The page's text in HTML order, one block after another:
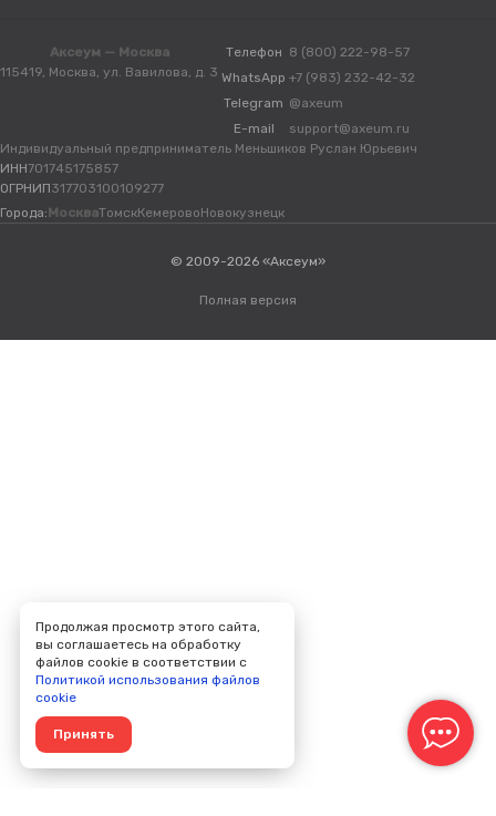
Аксеум — Москва
115419, Москва, ул. Вавилова, д. 3
Телефон 8 (800) 222-98-57
WhatsApp +7 (983) 232-42-32
Telegram @axeum
E-mail
support@axeum.ru
Индивидуальный предприниматель Меньшиков Руслан Юрьевич
ИНН701745175857
ОГРНИП317703100109277
Города: МоскваТомскКемеровоНовокузнецк
© 2009-2026 «Аксеум»
Полная версия
Продолжая просмотр этого сайта,
вы соглашаетесь на обработку
файлов cookie в соответствии с
Политикой использования файлов
cookie
Принять